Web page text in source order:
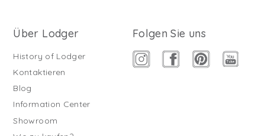
Über Lodger
History of Lodger
Kontaktieren
Blog
Information Center
Showroom
Folgen Sie uns